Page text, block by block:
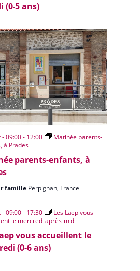
(0-5 ans)
parents-enfants, à
- 09:00- 12:00
Matinée parents-
à Prades
famille Perpignan, France
vous accueillent le
(0-6 ans)
- 09:00- 17:30
Les Laep vous
le mercredi après-midi